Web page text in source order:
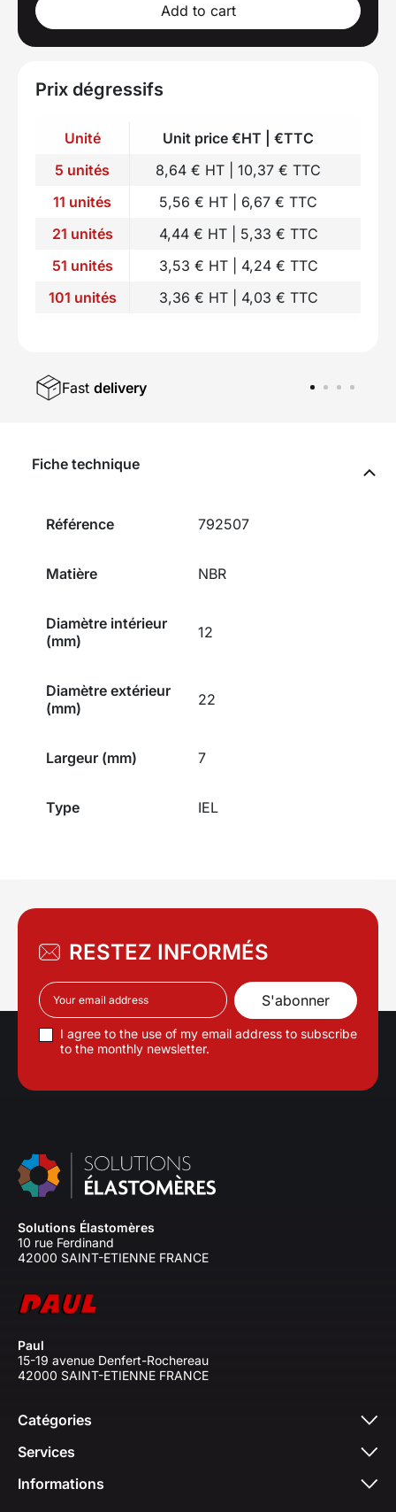
Add to cart
Prix dégressifs
Unité
Unit price €HT | €TTC
5 unités
8,64 € HT | 10,37 € TTC
11 unités
5,56 € HT | 6,67 € TTC
21 unités
4,44 € HT | 5,33 € TTC
51 unités
3,53 € HT | 4,24 € TTC
101 unités
3,36 € HT | 4,03 € TTC
Fast delivery
Fiche technique
Référence 792507
Matière NBR
Diamètre intérieur
(mm)
12
Diamètre extérieur
(mm)
22
Largeur (mm) 7
Type IEL
RESTEZ INFORMÉS
I agree to the use of my email address to subscribe
to the monthly newsletter.
Solutions Élastomères
10 rue Ferdinand
42000 SAINT-ETIENNE FRANCE
Paul
15-19 avenue Denfert-Rochereau
42000 SAINT-ETIENNE FRANCE
Catégories
Services
Informations